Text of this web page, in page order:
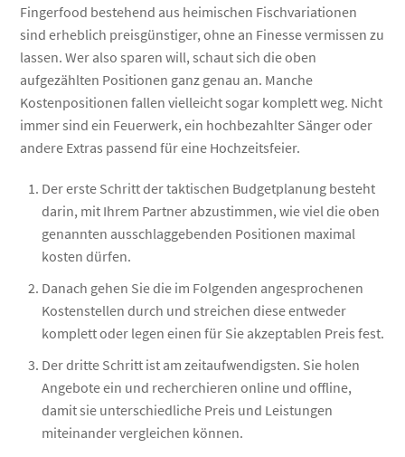
Fingerfood bestehend aus heimischen Fischvariationen
sind erheblich preisgünstiger, ohne an Finesse vermissen zu
lassen. Wer also sparen will, schaut sich die oben
aufgezählten Positionen ganz genau an. Manche
Kostenpositionen fallen vielleicht sogar komplett weg. Nicht
immer sind ein Feuerwerk, ein hochbezahlter Sänger oder
andere Extras passend für eine Hochzeitsfeier.
Der erste Schritt der taktischen Budgetplanung besteht
darin, mit Ihrem Partner abzustimmen, wie viel die oben
genannten ausschlaggebenden Positionen maximal
kosten dürfen.
Danach gehen Sie die im Folgenden angesprochenen
Kostenstellen durch und streichen diese entweder
komplett oder legen einen für Sie akzeptablen Preis fest.
Der dritte Schritt ist am zeitaufwendigsten. Sie holen
Angebote ein und recherchieren online und offline,
damit sie unterschiedliche Preis und Leistungen
miteinander vergleichen können.